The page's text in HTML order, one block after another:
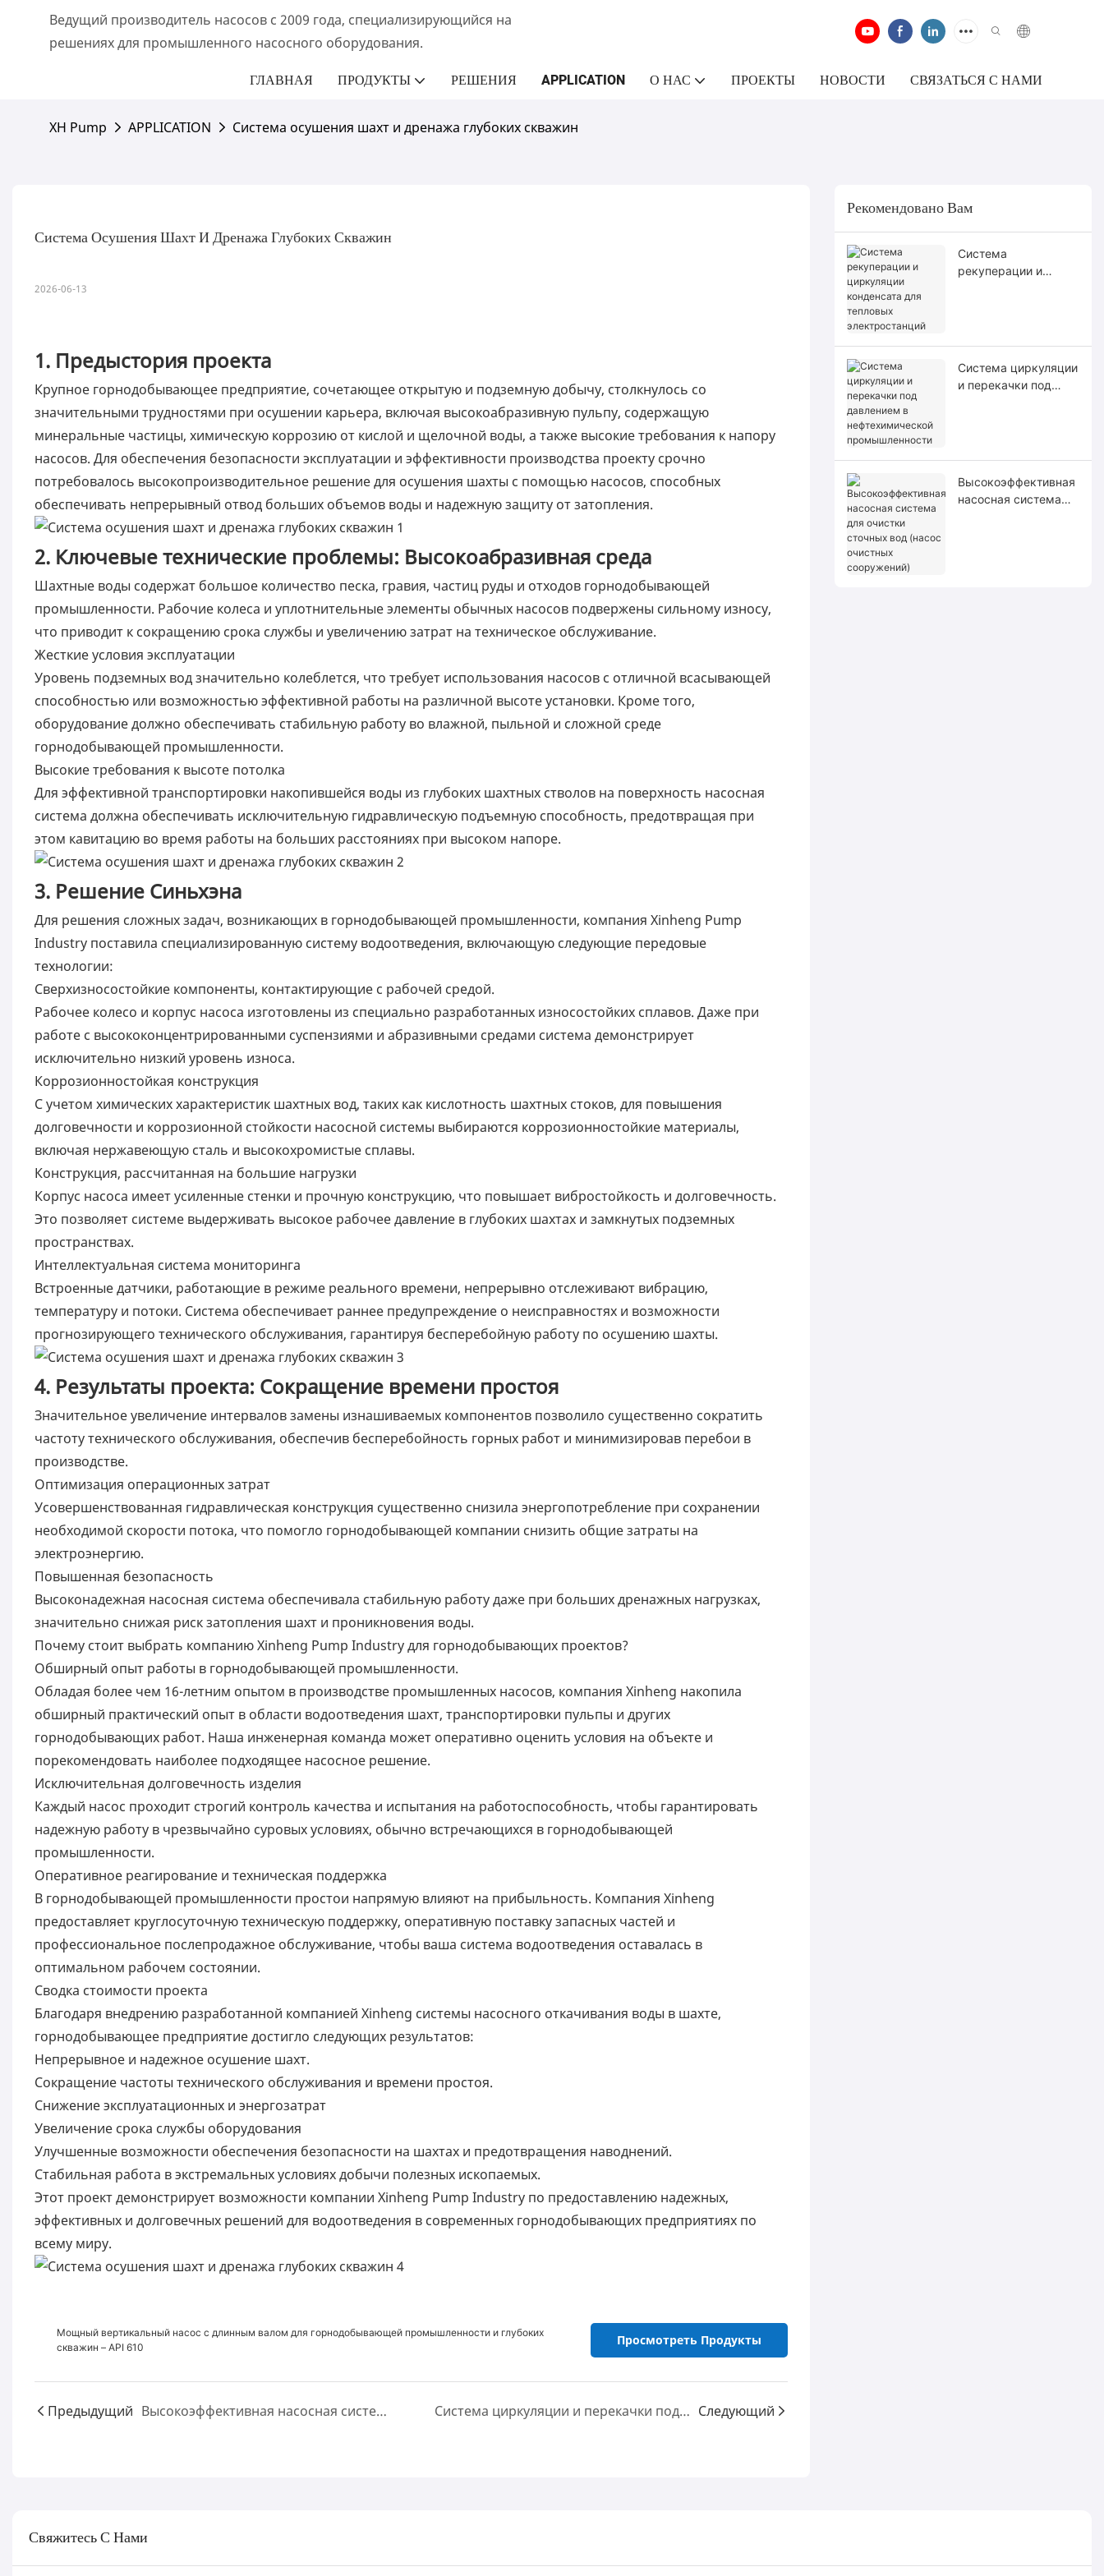
Ведущий производитель насосов с 2009 года, специализирующийся на
решениях для промышленного насосного оборудования.
ГЛАВНАЯ ПРОДУКТЫ РЕШЕНИЯ APPLICATION О НАС ПРОЕКТЫ НОВОСТИ СВЯЗАТЬСЯ С НАМИ
XH Pump APPLICATION Система осушения шахт и дренажа глубоких скважин
Система Осушения Шахт И Дренажа Глубоких Скважин
2026-06-13
1. Предыстория проекта
Крупное горнодобывающее предприятие, сочетающее открытую и подземную добычу, столкнулось со
значительными трудностями при осушении карьера, включая высокоабразивную пульпу, содержащую
минеральные частицы, химическую коррозию от кислой и щелочной воды, а также высокие требования к напору
насосов. Для обеспечения безопасности эксплуатации и эффективности производства проекту срочно
потребовалось высокопроизводительное решение для осушения шахты с помощью насосов, способных
обеспечивать непрерывный отвод больших объемов воды и надежную защиту от затопления.
2. Ключевые технические проблемы: Высокоабразивная среда
Шахтные воды содержат большое количество песка, гравия, частиц руды и отходов горнодобывающей
промышленности. Рабочие колеса и уплотнительные элементы обычных насосов подвержены сильному износу,
что приводит к сокращению срока службы и увеличению затрат на техническое обслуживание.
Жесткие условия эксплуатации
Уровень подземных вод значительно колеблется, что требует использования насосов с отличной всасывающей
способностью или возможностью эффективной работы на различной высоте установки. Кроме того,
оборудование должно обеспечивать стабильную работу во влажной, пыльной и сложной среде
горнодобывающей промышленности.
Высокие требования к высоте потолка
Для эффективной транспортировки накопившейся воды из глубоких шахтных стволов на поверхность насосная
система должна обеспечивать исключительную гидравлическую подъемную способность, предотвращая при
этом кавитацию во время работы на больших расстояниях при высоком напоре.
3. Решение Синьхэна
Для решения сложных задач, возникающих в горнодобывающей промышленности, компания Xinheng Pump
Industry поставила специализированную систему водоотведения, включающую следующие передовые
технологии:
Сверхизносостойкие компоненты, контактирующие с рабочей средой.
Рабочее колесо и корпус насоса изготовлены из специально разработанных износостойких сплавов. Даже при
работе с высококонцентрированными суспензиями и абразивными средами система демонстрирует
исключительно низкий уровень износа.
Коррозионностойкая конструкция
С учетом химических характеристик шахтных вод, таких как кислотность шахтных стоков, для повышения
долговечности и коррозионной стойкости насосной системы выбираются коррозионностойкие материалы,
включая нержавеющую сталь и высокохромистые сплавы.
Конструкция, рассчитанная на большие нагрузки
Корпус насоса имеет усиленные стенки и прочную конструкцию, что повышает вибростойкость и долговечность.
Это позволяет системе выдерживать высокое рабочее давление в глубоких шахтах и ​​замкнутых подземных
пространствах.
Интеллектуальная система мониторинга
Встроенные датчики, работающие в режиме реального времени, непрерывно отслеживают вибрацию,
температуру и потоки. Система обеспечивает раннее предупреждение о неисправностях и возможности
прогнозирующего технического обслуживания, гарантируя бесперебойную работу по осушению шахты.
4. Результаты проекта: Сокращение времени простоя
Значительное увеличение интервалов замены изнашиваемых компонентов позволило существенно сократить
частоту технического обслуживания, обеспечив бесперебойность горных работ и минимизировав перебои в
производстве.
Оптимизация операционных затрат
Усовершенствованная гидравлическая конструкция существенно снизила энергопотребление при сохранении
необходимой скорости потока, что помогло горнодобывающей компании снизить общие затраты на
электроэнергию.
Повышенная безопасность
Высоконадежная насосная система обеспечивала стабильную работу даже при больших дренажных нагрузках,
значительно снижая риск затопления шахт и проникновения воды.
Почему стоит выбрать компанию Xinheng Pump Industry для горнодобывающих проектов?
Обширный опыт работы в горнодобывающей промышленности.
Обладая более чем 16-летним опытом в производстве промышленных насосов, компания Xinheng накопила
обширный практический опыт в области водоотведения шахт, транспортировки пульпы и других
горнодобывающих работ. Наша инженерная команда может оперативно оценить условия на объекте и
порекомендовать наиболее подходящее насосное решение.
Исключительная долговечность изделия
Каждый насос проходит строгий контроль качества и испытания на работоспособность, чтобы гарантировать
надежную работу в чрезвычайно суровых условиях, обычно встречающихся в горнодобывающей
промышленности.
Оперативное реагирование и техническая поддержка
В горнодобывающей промышленности простои напрямую влияют на прибыльность. Компания Xinheng
предоставляет круглосуточную техническую поддержку, оперативную поставку запасных частей и
профессиональное послепродажное обслуживание, чтобы ваша система водоотведения оставалась в
оптимальном рабочем состоянии.
Сводка стоимости проекта
Благодаря внедрению разработанной компанией Xinheng системы насосного откачивания воды в шахте,
горнодобывающее предприятие достигло следующих результатов:
Непрерывное и надежное осушение шахт.
Сокращение частоты технического обслуживания и времени простоя.
Снижение эксплуатационных и энергозатрат
Увеличение срока службы оборудования
Улучшенные возможности обеспечения безопасности на шахтах и ​​предотвращения наводнений.
Стабильная работа в экстремальных условиях добычи полезных ископаемых.
Этот проект демонстрирует возможности компании Xinheng Pump Industry по предоставлению надежных,
эффективных и долговечных решений для водоотведения в современных горнодобывающих предприятиях по
всему миру.
Мощный вертикальный насос с длинным валом для горнодобывающей промышленности и глубоких
скважин – API 610
Просмотреть Продукты
Предыдущий Высокоэффективная насосная система для очистки сточных вод (насос очистных сооружений) Система циркуляции и перекачки под давлением в нефтехимической промышленности Следующий
Рекомендовано Вам
Система
рекуперации и
Система циркуляции
и перекачки под
Высокоэффективная
насосная система
Свяжитесь С Нами